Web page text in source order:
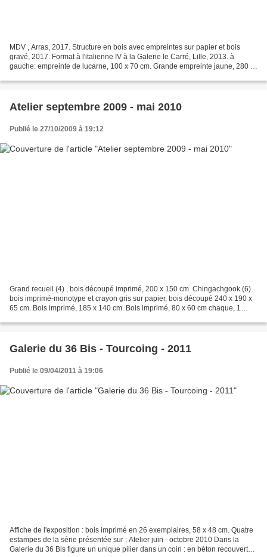
MDV , Arras, 2017. Structure en bois avec empreintes sur papier et bois
gravé, 2017. Format à l'italienne IV à la Galerie le Carré, Lille, 2013. à
gauche: empreinte de lucarne, 100 x 70 cm. Grande empreinte jaune, 280 x
Atelier septembre 2009 - mai 2010
Publié le 27/10/2009 à 19:12
Grand recueil (4) , bois découpé imprimé, 200 x 150 cm. Chingachgook (6)
bois imprimé-monotype et crayon gris sur papier, bois découpé 240 x 190 x
65 cm. Bois imprimé, 185 x 140 cm. Bois imprimé, 80 x 60 cm chaque, 1
Galerie du 36 Bis - Tourcoing - 2011
Publié le 09/04/2011 à 19:06
Affiche de l'exposition : bois imprimé en 26 exemplaires, 58 x 48 cm. Quatre
estampes de la série présentée sur : Atelier juin - octobre 2010 Dans la
Galerie du 36 Bis figure un unique pilier dans un coin : en béton recouvert